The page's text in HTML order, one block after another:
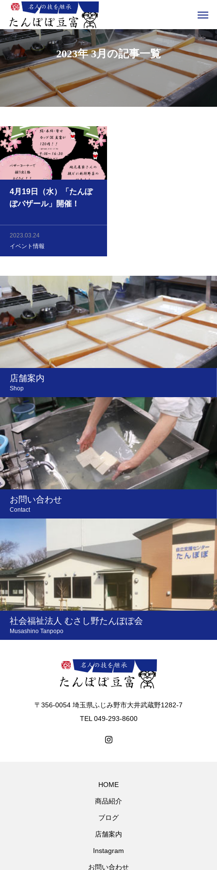
2023年 3月の記事一覧
4月19日（水）「たんぽ
ぽバザール」開催！
2023.03.24
イベント情報
店舗案内
Shop
お問い合わせ
Contact
社会福祉法人 むさし野たんぽぽ会
Musashino Tanpopo
〒356-0054 埼玉県ふじみ野市大井武蔵野1282-7
TEL 049-293-8600
HOME
商品紹介
ブログ
店舗案内
Instagram
お問い合わせ